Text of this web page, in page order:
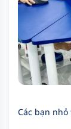
Các bạn nhỏ